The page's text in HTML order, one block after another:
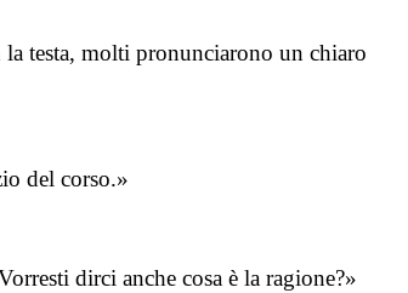
testa, molti pronunciarono un chiaro
del corso.»
dirci anche cosa è la ragione?»